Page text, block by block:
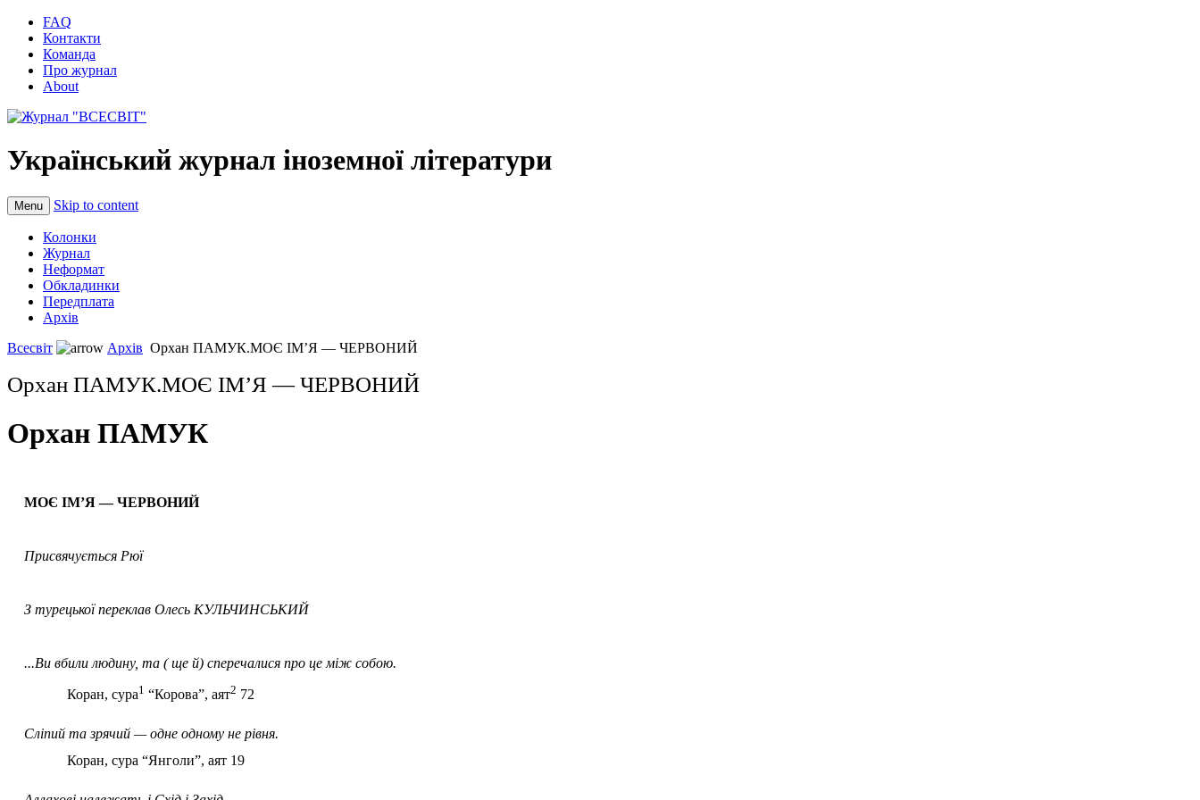
FAQ
Контакти
Команда
Про журнал
About
Український журнал іноземної літератури
Menu Skip to content
Колонки
Журнал
Неформат
Обкладинки
Передплата
Архів
Всесвіт
Архів Орхан ПАМУК.МОЄ ІМ’Я — ЧЕРВОНИЙ
Орхан ПАМУК.МОЄ ІМ’Я — ЧЕРВОНИЙ
Орхан ПАМУК
МОЄ ІМ’Я — ЧЕРВОНИЙ
Присвячується Рюї
З турецької переклав Олесь КУЛЬЧИНСЬКИЙ
...Ви вбили людину, та ( ще й) сперечалися про це між собою.
Коран, сура1 “Корова”, аят2 72
Сліпий та зрячий — одне одному не рівня.
Коран, сура “Янголи”, аят 19